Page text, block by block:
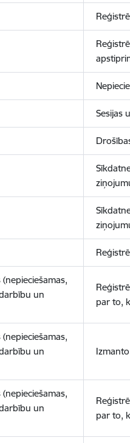
Sesijas
un
par to,
un
un
par to,